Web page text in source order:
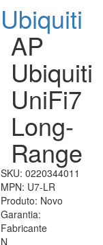
Ubiquiti
AP
Ubiquiti
UniFi7
Long-
Range
SKU: 0220344011
MPN: U7-LR
Produto: Novo
Garantia:
Fabricante
N